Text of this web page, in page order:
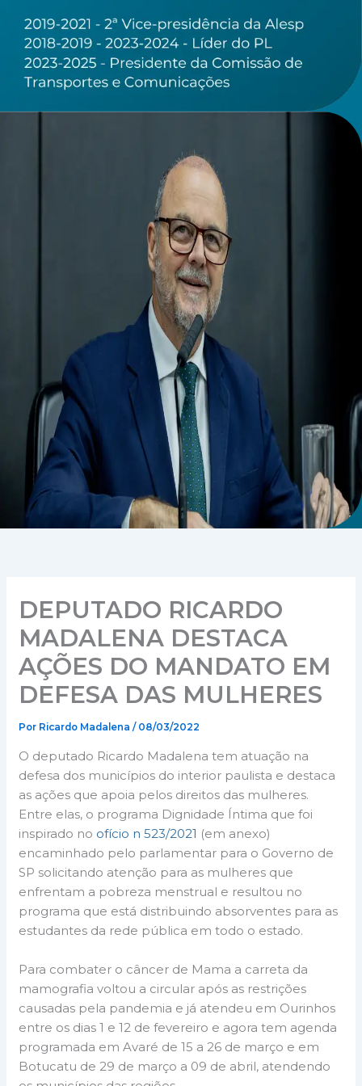
DEPUTADO RICARDO
MADALENA DESTACA
AÇÕES DO MANDATO EM
DEFESA DAS MULHERES
Por Ricardo Madalena/ 08/03/2022
O deputado Ricardo Madalena tem atuação na
defesa dos municípios do interior paulista e destaca
as ações que apoia pelos direitos das mulheres.
Entre elas, o programa Dignidade Íntima que foi
inspirado no ofício n 523/2021 (em anexo)
encaminhado pelo parlamentar para o Governo de
SP solicitando atenção para as mulheres que
enfrentam a pobreza menstrual e resultou no
programa que está distribuindo absorventes para as
estudantes da rede pública em todo o estado.
Para combater o câncer de Mama a carreta da
mamografia voltou a circular após as restrições
causadas pela pandemia e já atendeu em Ourinhos
entre os dias 1 e 12 de fevereiro e agora tem agenda
programada em Avaré de 15 a 26 de março e em
Botucatu de 29 de março a 09 de abril, atendendo